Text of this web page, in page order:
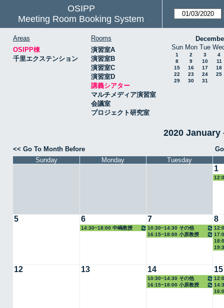
OSIPP
Meeting Room Booking System
Areas
OSIPP棟
千里エクステンション
Rooms
演習室A
演習室B
演習室C
演習室D
講義シアター
マルチメディア演習室
会議室
プロジェクト研究室
Sun Mon Tue
1 2 3
4
8
9 10
11
15
16 17
18
22
23 24
25
29
30 31
2020 January
<< Go To Month Before
Sunday
Monday Tuesday
1
5 6
14:30~18:00 中嶋教授
7
10:30~14:30 その他
16:15~18:00 小原教授
8
12 13 14
10:30~14:30 その他
16:15~18:00 小原教授
15